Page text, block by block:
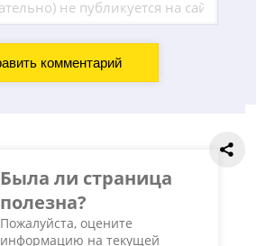
Была ли страница
полезна?
Пожалуйста, оцените
информацию на текущей